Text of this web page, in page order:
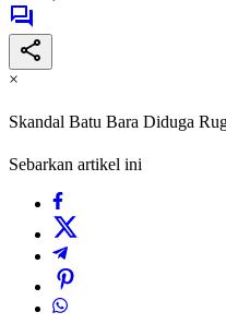
×
Skandal Batu Bara Diduga
Sebarkan artikel ini